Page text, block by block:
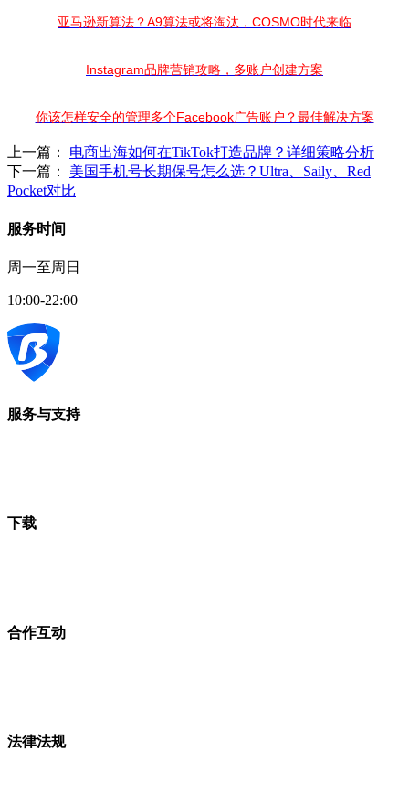
亚马逊新算法？A9算法或将淘汰，COSMO时代来临
Instagram品牌营销攻略，多账户创建方案
你该怎样安全的管理多个Facebook广告账户？最佳解决方案
上一篇： 电商出海如何在TikTok打造品牌？详细策略分析
下一篇： 美国手机号长期保号怎么选？Ultra、Saily、Red
Pocket对比
服务时间
周一至周日
10:00-22:00
服务与支持
下载
合作互动
法律法规